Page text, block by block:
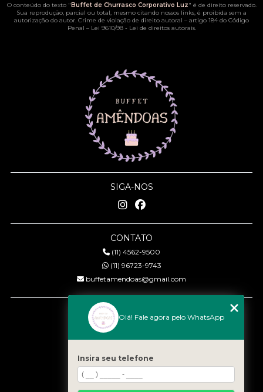
O conteúdo do texto "Buffet de Churrasco Corporativo Luz" é de direito reservado.
Sua reprodução, parcial ou total, mesmo citando nossos links, é proibida sem a
autorização do autor. Crime de violação de direito autoral – artigo 184 do Código
Penal – Lei 9610/98 - Lei de direitos autorais.
SIGA-NOS
CONTATO
(11) 4562-9500
(11) 96723-9743
buffetamendoas@gmail.com
MENU
Quem somos
Serviços
Eventos
Gastronomia
Olá! Fale agora pelo WhatsApp
Insira seu telefone